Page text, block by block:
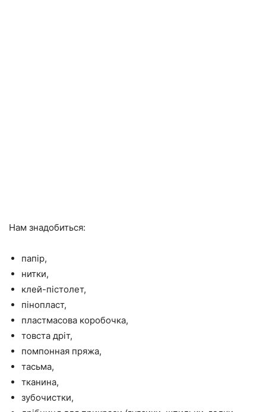
Нам знадобиться:
папір,
нитки,
клей-пістолет,
пінопласт,
пластмасова коробочка,
товста дріт,
помпонная пряжа,
тасьма,
тканина,
зубочистки,